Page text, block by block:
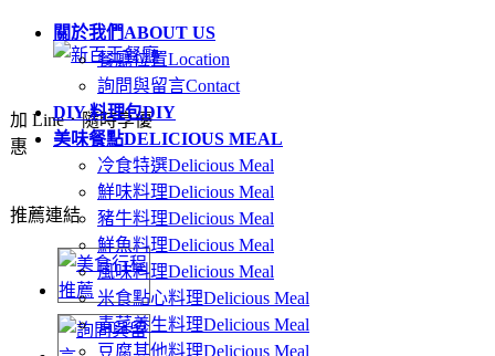
關於我們ABOUT US
餐廳位置Location
詢問與留言Contact
DIY 料理包DIY
美味餐點DELICIOUS MEAL
冷食特選Delicious Meal
鮮味料理Delicious Meal
豬牛料理Delicious Meal
鮮魚料理Delicious Meal
風味料理Delicious Meal
米食點心料理Delicious Meal
青菜養生料理Delicious Meal
豆腐其他料理Delicious Meal
加 Line．隨時享優
惠
推薦連結